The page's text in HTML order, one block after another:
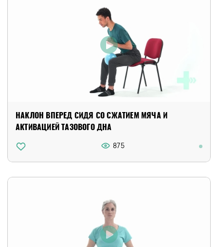
НАКЛОН ВПЕРЕД СИДЯ СО СЖАТИЕМ МЯЧА И
АКТИВАЦИЕЙ ТАЗОВОГО ДНА
875